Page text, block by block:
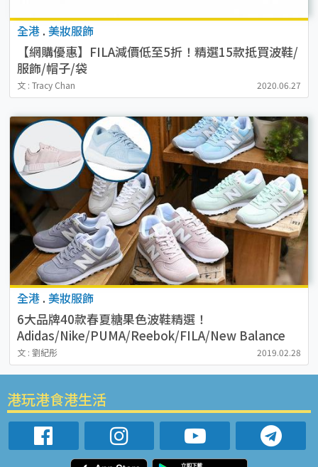
全港 . 美妝服飾
【網購優惠】FILA減價低至5折！精選15款抵買波鞋/
服飾/帽子/袋
文 : Tracy Chan 2020.06.27
全港 . 美妝服飾
6大品牌40款春夏糖果色波鞋精選！
Adidas/Nike/PUMA/Reebok/FILA/New Balance
文 : 劉紀彤 2019.02.28
港玩港食港生活